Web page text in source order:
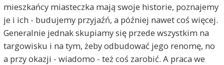
mieszkańcy miasteczka mają swoje historie, poznajemy
je i ich - budujemy przyjaźń, a później nawet coś więcej.
Generalnie jednak skupiamy się przede wszystkim na
targowisku i na tym, żeby odbudować jego renomę, no
a przy okazji - wiadomo - też coś zarobić. A praca we